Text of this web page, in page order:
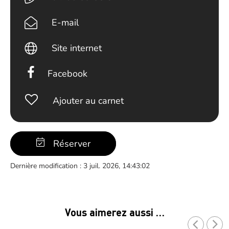
E-mail
Site internet
Facebook
Ajouter au carnet
Réserver
Dernière modification : 3 juil. 2026, 14:43:02
Vous aimerez aussi …